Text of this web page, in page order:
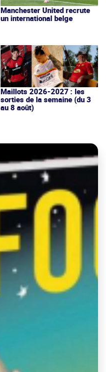
Manchester United recrute
un international belge
Maillots 2026-2027 : les
sorties de la semaine (du 3
au 8 août)